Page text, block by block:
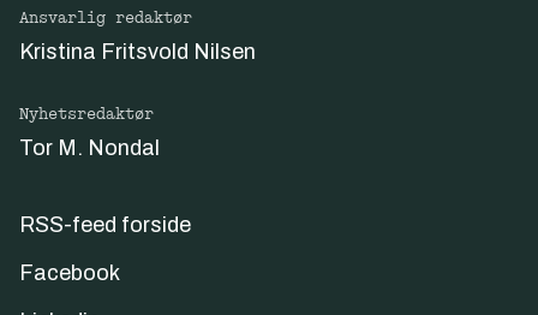
Ansvarlig redaktør
Kristina Fritsvold Nilsen
Nyhetsredaktør
Tor M. Nondal
RSS-feed forside
Facebook